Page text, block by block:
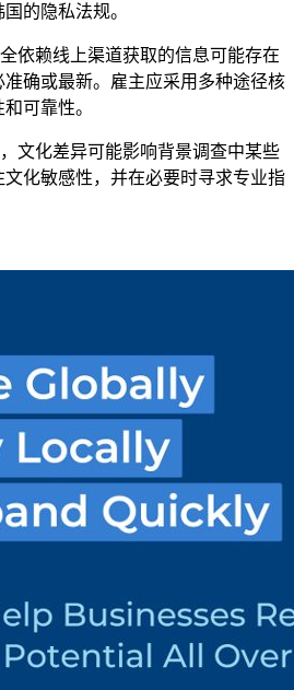
的隐私法规。
依赖线上渠道获取的信息可能存在
确或最新。雇主应采用多种途径核
可靠性。
文化差异可能影响背景调查中某些
化敏感性，并在必要时寻求专业指